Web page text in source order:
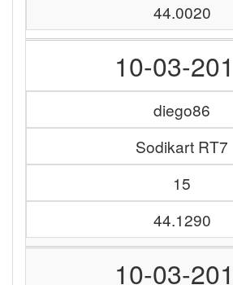
44.0020
10-03-
diego86
Sodikart RT7
15
44.1290
10-03-